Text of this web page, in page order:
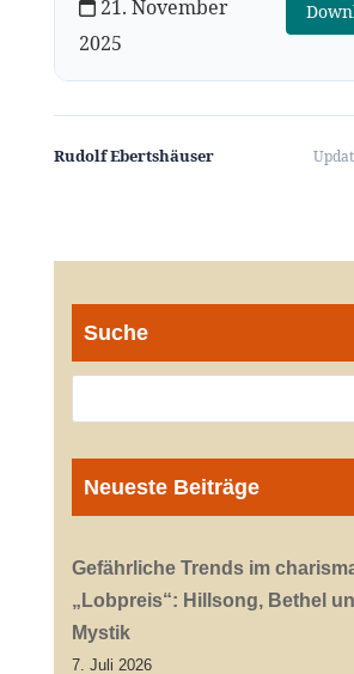
21. November
2025
Rudolf Ebertshäuser
Suche
Neueste Beiträge
Gefährliche Trends im
„Lobpreis“: Hillsong, Bethel
Mystik
7. Juli 2026